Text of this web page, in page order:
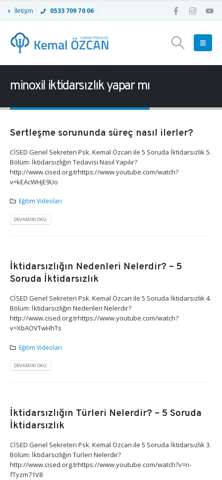
İletişim 0533 709 70 06
minoxil iktidarsızlık yapar mı
Sertleşme sorununda süreç nasıl ilerler?
CİSED Genel Sekreteri Psk. Kemal Özcan ile 5 Soruda İktidarsızlık 5.
Bölüm: İktidarsızlığın Tedavisi Nasıl Yapılır?
http://www.cised.org.trhttps://www.youtube.com/watch?
v=kEAcWHjE9Uo
Eğitim Videoları
DEVAMINI OKU
İktidarsızlığın Nedenleri Nelerdir? – 5
Soruda İktidarsızlık
CİSED Genel Sekreteri Psk. Kemal Özcan ile 5 Soruda İktidarsızlık 4.
Bölüm: İktidarsızlığın Nedenleri Nelerdir?
http://www.cised.org.trhttps://www.youtube.com/watch?
v=XbAOVTwHhTs
Eğitim Videoları
DEVAMINI OKU
İktidarsızlığın Türleri Nelerdir? – 5 Soruda
İktidarsızlık
CİSED Genel Sekreteri Psk. Kemal Özcan ile 5 Soruda İktidarsızlık 3.
Bölüm: İktidarsızlığın Türleri Nelerdir?
http://www.cised.org.trhttps://www.youtube.com/watch?v=n-
fTyzm71V8